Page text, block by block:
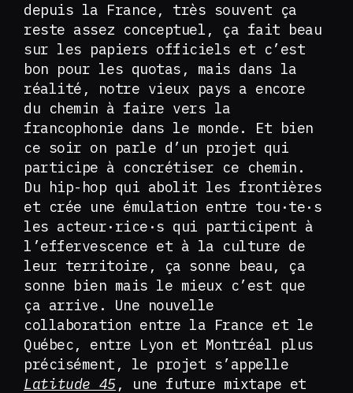
depuis la France, très souvent ça
reste assez conceptuel, ça fait beau
sur les papiers officiels et c’est
bon pour les quotas, mais dans la
réalité, notre vieux pays a encore
du chemin à faire vers la
francophonie dans le monde. Et bien
ce soir on parle d’un projet qui
participe à concrétiser ce chemin.
Du hip-hop qui abolit les frontières
et crée une émulation entre tou·te·s
les acteur·rice·s qui participent à
l’effervescence et à la culture de
leur territoire, ça sonne beau, ça
sonne bien mais le mieux c’est que
ça arrive. Une nouvelle
collaboration entre la France et le
Québec, entre Lyon et Montréal plus
précisément, le projet s’appelle
Latitude 45, une future mixtape et